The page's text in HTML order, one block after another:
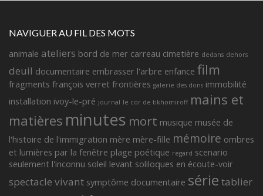
NAVIGUER AU FIL DES MOTS
animale ateliers bord de mer carreau cimetière dedans dehors
deuil documentaire embrasser l'arbre enfance film
fragments françois verret frontières galerie des dons immobilité
installation ivoy-le-pré journal le cor de tikhomiroff mains et
matières minutes mort musique musée de
l'histoire de l'immigration mère mère-fille mémoire ombres
et lumières par la fenêtre plage poétique regard scenario
seulement l'inconnu soleil levant soliloques en écoute-voir
spectacle vivant symptôme documentaire série tablier